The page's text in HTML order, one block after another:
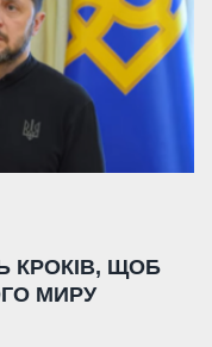
КРОКІВ, ЩОБ
МИРУ